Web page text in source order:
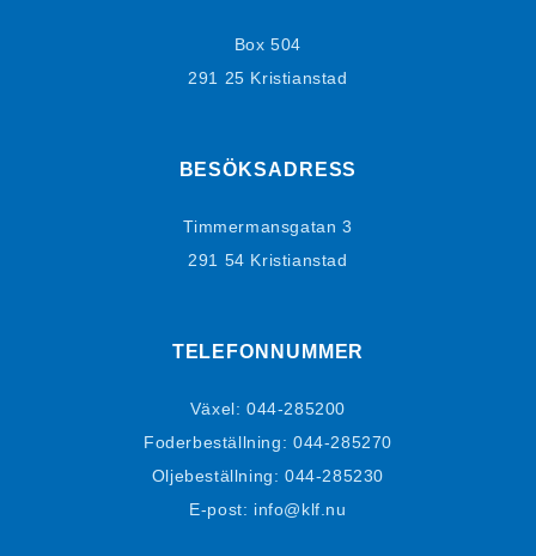
Box 504
291 25 Kristianstad
BESÖKSADRESS
Timmermansgatan 3
291 54 Kristianstad
TELEFONNUMMER
Växel:044-285200
Foderbeställning: 044-285270
Oljebeställning:044-285230
E-post: info@klf.nu